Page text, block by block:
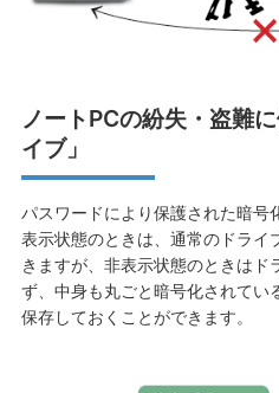
ノートPCの紛失・盗難
イブ」
パスワードにより保護された暗号
表示状態のときは、通常のドライ
きますが、非表示状態のときはド
ず、中身も丸ごと暗号化されてい
保存しておくことができます。